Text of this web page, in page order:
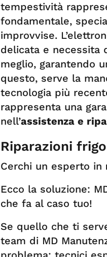
tempestività
fondamentale,
improvvise.
delicata e necessita
meglio, garantendo
questo, serve la
tecnologia più
rappresenta una
nell’assistenza e
Riparazioni
Cerchi un esperto in
Ecco la soluzione:
che fa al caso tuo!
Se quello che ti
team di MD